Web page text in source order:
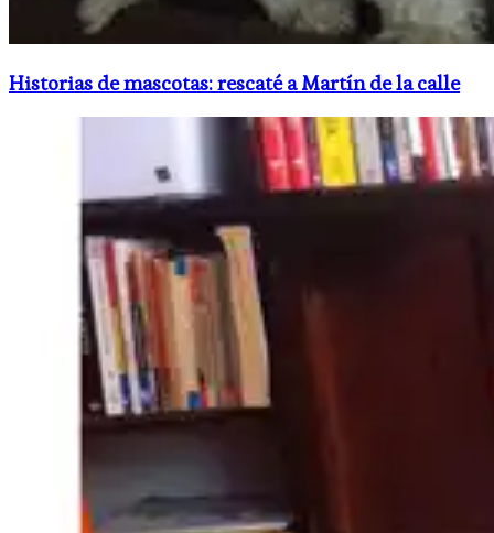
Historias de mascotas: rescaté a Martín de la calle